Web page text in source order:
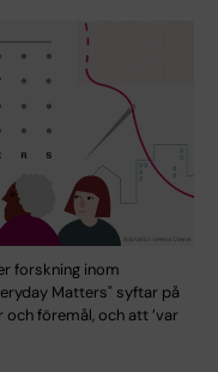
forskning inom
Matters" syftar på
föremål, och att ’var